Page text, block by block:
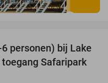
53%
personen) bij Lake
Safaripark